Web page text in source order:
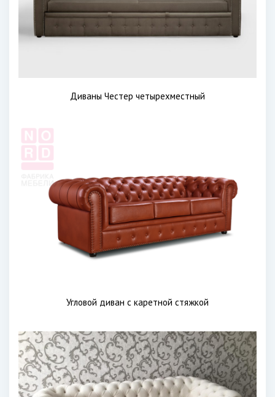
Диваны Честер четырехместный
Угловой диван с каретной стяжкой